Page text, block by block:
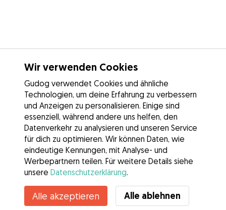
Wir verwenden Cookies
Gudog verwendet Cookies und ähnliche
Technologien, um deine Erfahrung zu verbessern
und Anzeigen zu personalisieren. Einige sind
essenziell, während andere uns helfen, den
Datenverkehr zu analysieren und unseren Service
für dich zu optimieren. Wir können Daten, wie
eindeutige Kennungen, mit Analyse- und
Werbepartnern teilen. Für weitere Details siehe
unsere Datenschutzerklärung.
Alle akzeptieren Alle ablehnen